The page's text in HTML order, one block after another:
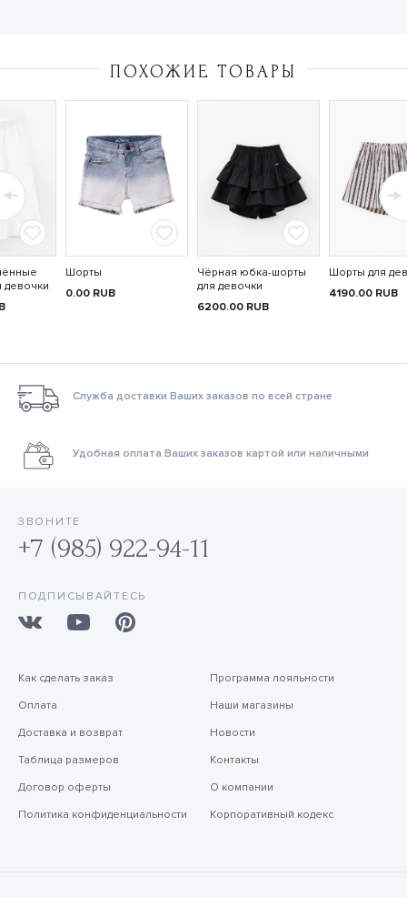
ПОХОЖИЕ ТОВАРЫ
девочки
Шорты
0.00 RUB
Чёрная юбка-шорты
для девочки
6200.00 RUB
Шорты для
4190.00 RUB
Служба доставки Ваших заказов по всей стране
Удобная оплата Ваших заказов картой или наличными
ЗВОНИТЕ
+7 (985) 922-94-11
ПОДПИСЫВАЙТЕСЬ
Как сделать заказ
Оплата
Доставка и возврат
Таблица размеров
Договор оферты
Политика конфиденциальности
Программа лояльности
Наши магазины
Новости
Контакты
О компании
Корпоративный кодекс